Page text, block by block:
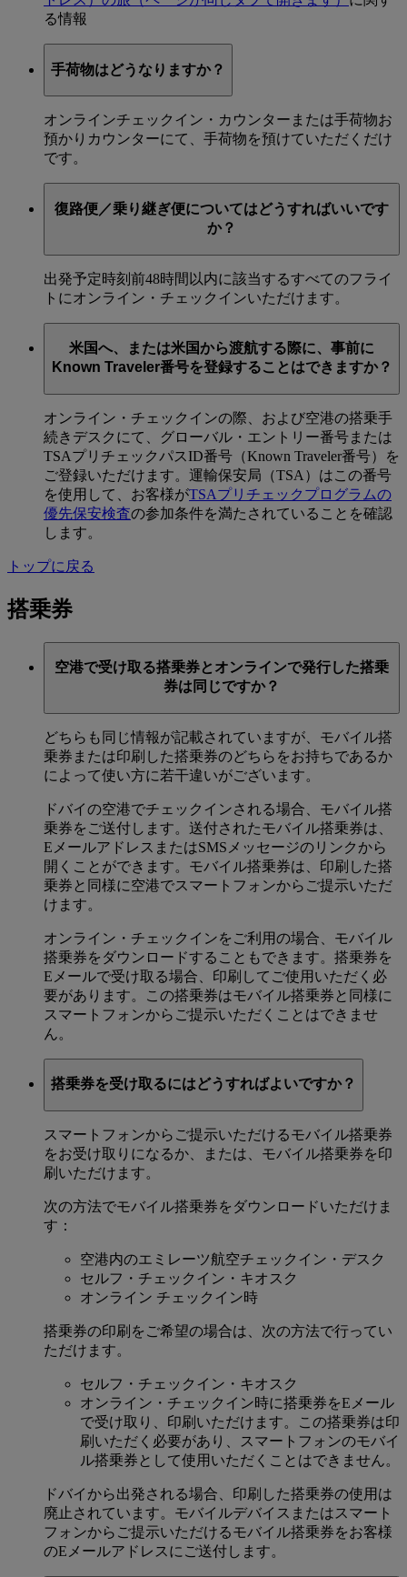
る情報
手荷物はどうなりますか？
オンラインチェックイン・カウンターまたは手荷物お
預かりカウンターにて、手荷物を預けていただくだけ
です。
復路便／乗り継ぎ便についてはどうすればいいです
か？
出発予定時刻前48時間以内に該当するすべてのフライ
トにオンライン・チェックインいただけます。
米国へ、または米国から渡航する際に、事前に
Known Traveler番号を登録することはできますか？
オンライン・チェックインの際、および空港の搭乗手
続きデスクにて、グローバル・エントリー番号または
TSAプリチェックパスID番号（Known Traveler番号）を
ご登録いただけます。運輸保安局（TSA）はこの番号
を使用して、お客様がTSAプリチェックプログラムの
優先保安検査の参加条件を満たされていることを確認
します。
トップに戻る
搭乗券
空港で受け取る搭乗券とオンラインで発行した搭乗
券は同じですか？
どちらも同じ情報が記載されていますが、モバイル搭
乗券または印刷した搭乗券のどちらをお持ちであるか
によって使い方に若干違いがございます。
ドバイの空港でチェックインされる場合、モバイル搭
乗券をご送付します。送付されたモバイル搭乗券は、
EメールアドレスまたはSMSメッセージのリンクから
開くことができます。モバイル搭乗券は、印刷した搭
乗券と同様に空港でスマートフォンからご提示いただ
けます。
オンライン・チェックインをご利用の場合、モバイル
搭乗券をダウンロードすることもできます。搭乗券を
Eメールで受け取る場合、印刷してご使用いただく必
要があります。この搭乗券はモバイル搭乗券と同様に
スマートフォンからご提示いただくことはできませ
ん。
搭乗券を受け取るにはどうすればよいですか？
スマートフォンからご提示いただけるモバイル搭乗券
をお受け取りになるか、または、モバイル搭乗券を印
刷いただけます。
次の方法でモバイル搭乗券をダウンロードいただけま
す：
空港内のエミレーツ航空チェックイン・デスク
セルフ・チェックイン・キオスク
オンライン チェックイン時
搭乗券の印刷をご希望の場合は、次の方法で行ってい
ただけます。
セルフ・チェックイン・キオスク
オンライン・チェックイン時に搭乗券をEメール
で受け取り、印刷いただけます。この搭乗券は印
刷いただく必要があり、スマートフォンのモバイ
ル搭乗券として使用いただくことはできません。
ドバイから出発される場合、印刷した搭乗券の使用は
廃止されています。モバイルデバイスまたはスマート
フォンからご提示いただけるモバイル搭乗券をお客様
のEメールアドレスにご送付します。